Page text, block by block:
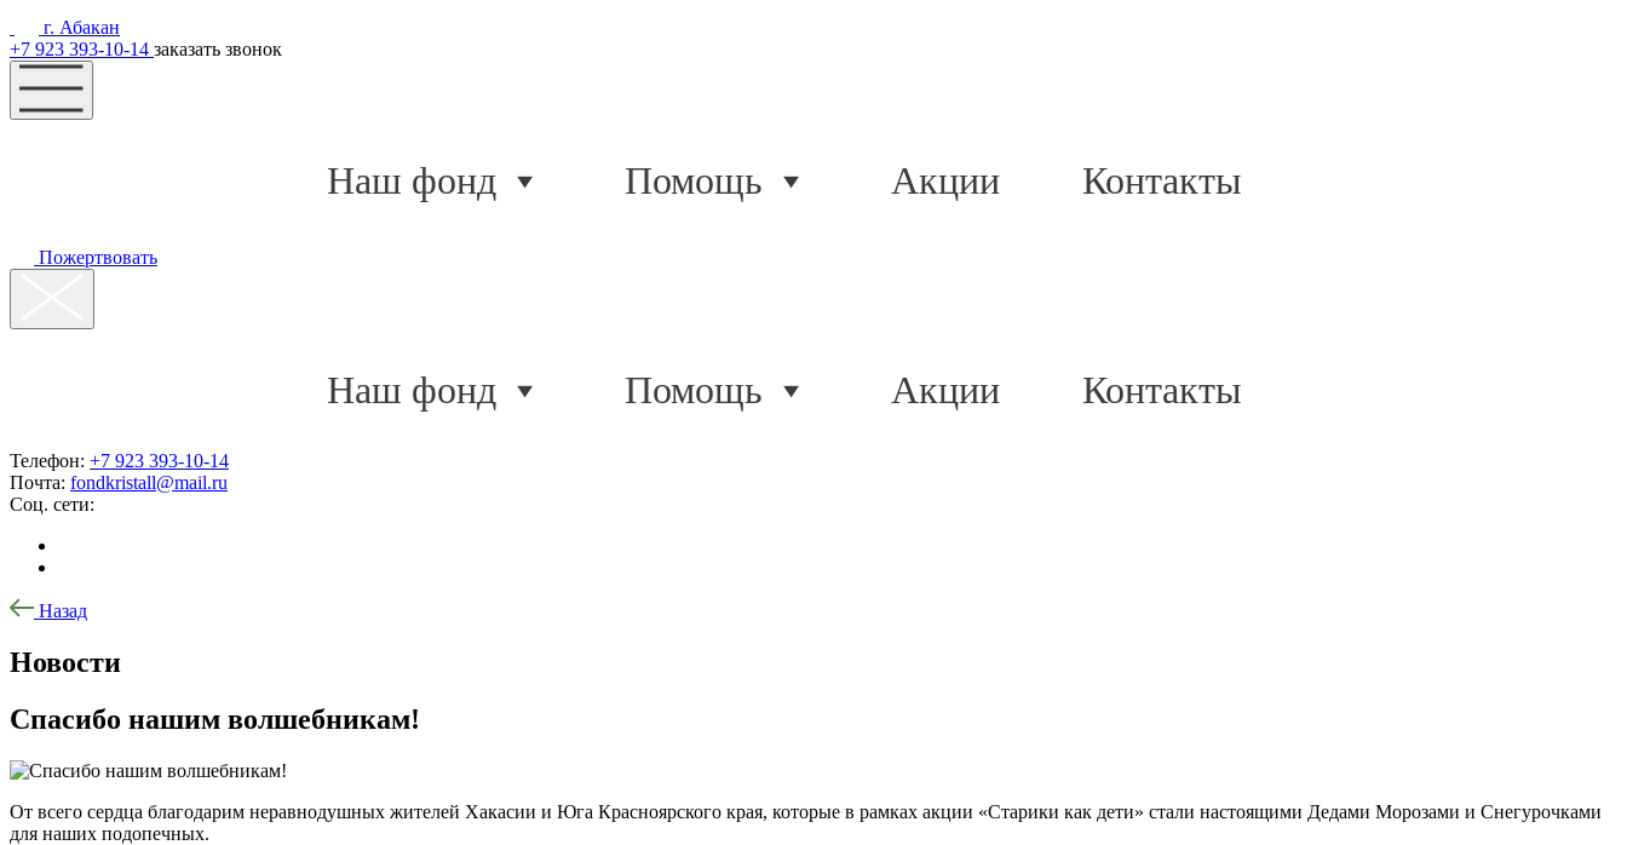
г. Абакан
+7 923 393-10-14 заказать звонок
Наш фонд Помощь Акции Контакты
Пожертвовать
Наш фонд Помощь Акции Контакты
Телефон: +7 923 393-10-14
Почта: fondkristall@mail.ru
Соц. сети:
Назад
Новости
Спасибо нашим волшебникам!
От всего сердца благодарим неравнодушных жителей Хакасии и Юга Красноярского края, которые в рамках акции «Старики как дети» стали настоящими Дедами Морозами и Снегурочками
для наших подопечных.